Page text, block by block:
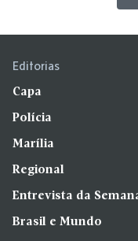
Editorias
Capa
Polícia
Marília
Regional
Entrevista da
Brasil e Mundo